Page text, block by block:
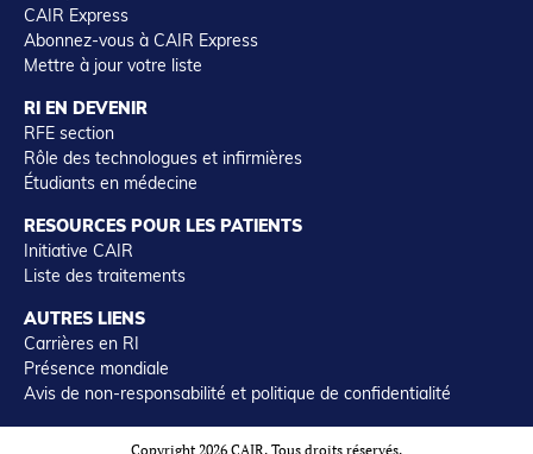
CAIR Express
Abonnez-vous à CAIR Express
Mettre à jour votre liste
RI EN DEVENIR
RFE section
Rôle des technologues et infirmières
Étudiants en médecine
RESOURCES POUR LES PATIENTS
Initiative CAIR
Liste des traitements
AUTRES LIENS
Carrières en RI
Présence mondiale
Avis de non-responsabilité et politique de confidentialité
Copyright 2026 CAIR. Tous droits réservés.